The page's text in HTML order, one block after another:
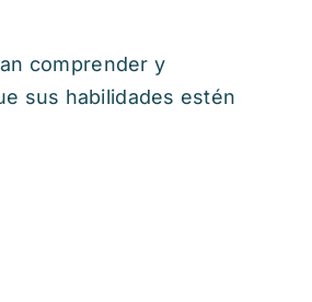
comprender y
sus habilidades estén